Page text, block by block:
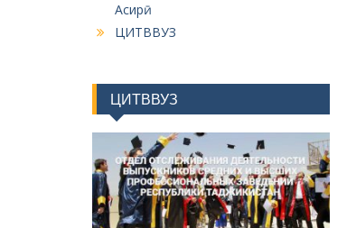
Асирӣ
ЦИТВВУЗ
ЦИТВВУЗ